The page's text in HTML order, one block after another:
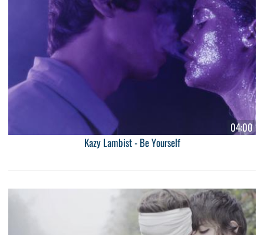
04:00
Kazy Lambist - Be Yourself